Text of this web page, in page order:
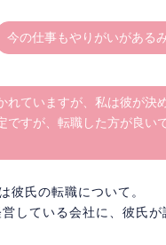
今の仕事もやりがいがある
れていますが、私は彼が決
ですが、転職した方が良い
彼氏の転職について。
している会社に、彼氏